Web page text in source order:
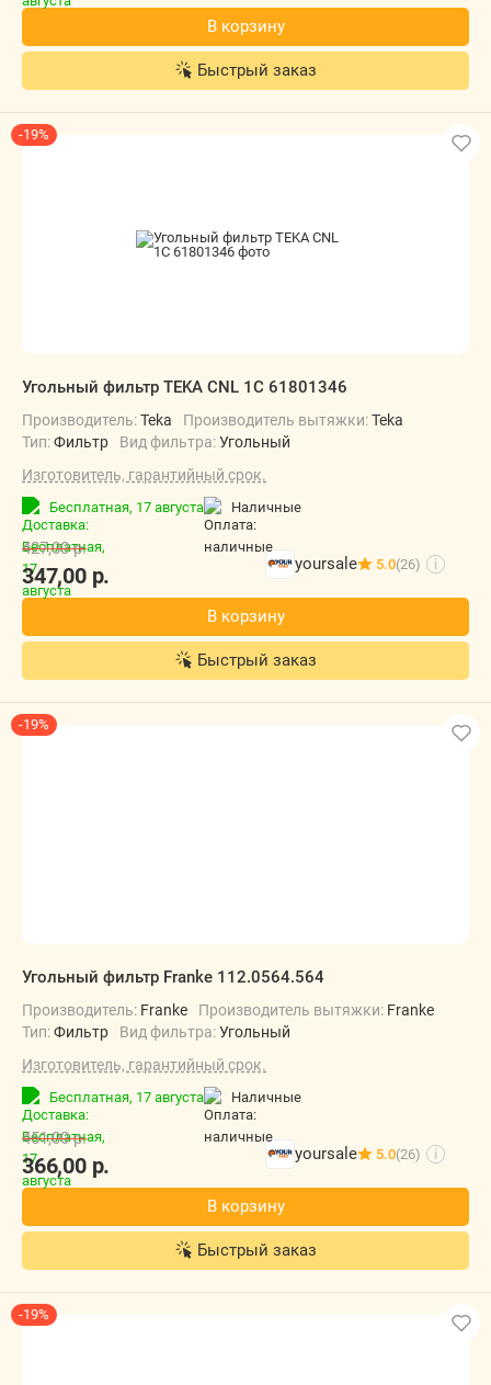
В корзину
Быстрый заказ
-19%
Угольный фильтр TEKA CNL 1C 61801346
Производитель:Teka Производитель вытяжки:Teka
Тип:Фильтр Вид фильтра:Угольный
Изготовитель, гарантийный срок.
Бесплатная, 17 августа наличные
347,00р.
427,00р.
yoursale 5.0(26) i
В корзину
Быстрый заказ
-19%
Угольный фильтр Franke 112.0564.564
Производитель: Franke Производитель вытяжки: Franke
Тип:Фильтр Вид фильтра:Угольный
Изготовитель, гарантийный срок.
Бесплатная, 17 августа наличные
366,00р.
451,00р.
yoursale 5.0(26) i
В корзину
Быстрый заказ
-19%